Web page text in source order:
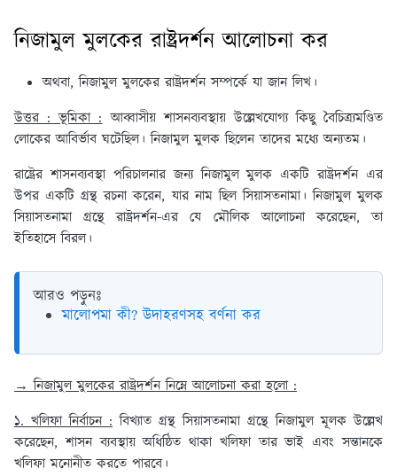
নিজামুল মুলকের রাষ্ট্রদর্শন আলোচনা কর
অথবা, নিজামুল মুলকের রাষ্ট্রদর্শন সম্পর্কে যা জান লিখ।
উত্তর : ভূমিকা :আব্বাসীয় শাসনব্যবস্থায় উল্লেখযোগ্য কিছু বৈচিত্র্যমণ্ডিত
লোকের আবির্ভাব ঘটেছিল। নিজামুল মুলক ছিলেন তাদের মধ্যে অন্যতম।
রাষ্ট্রের শাসনব্যবস্থা পরিচালনার জন্য নিজামুল মুলক একটি রাষ্ট্রদর্শন এর
উপর একটি গ্রন্থ রচনা করেন, যার নাম ছিল সিয়াসতনামা। নিজামুল মুলক
সিয়াসতনামা গ্রন্থে রাষ্ট্রদর্শন-এর যে মৌলিক আলোচনা করেছেন, তা
ইতিহাসে বিরল।
আরও পড়ুনঃ
মালোপমা কী? উদাহরণসহ বর্ণনা কর
→ নিজামুল মুলকের রাষ্ট্রদর্শন নিম্নে আলোচনা করা হলো :
১. খলিফা নির্বাচন : বিখ্যাত গ্রন্থ সিয়াসতনামা গ্রন্থে নিজামুল মূলক উল্লেখ
করেছেন, শাসন ব্যবস্থায় অধিষ্ঠিত থাকা খলিফা তার ভাই এবং সন্তানকে
খলিফা মনোনীত করতে পারবে।